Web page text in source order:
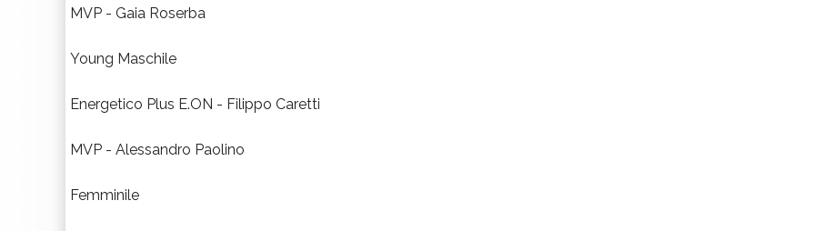
MVP - Gaia Roserba
Young Maschile
Energetico Plus E.ON - Filippo Caretti
MVP - Alessandro Paolino
Femminile